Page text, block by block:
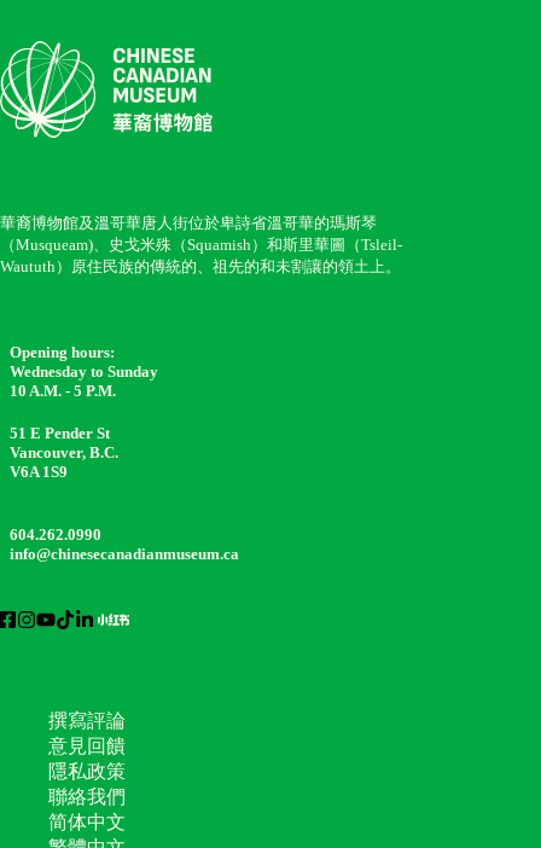
華裔博物館及溫哥華唐人街位於卑詩省溫哥華的瑪斯琴
（Musqueam)、史戈米殊（Squamish）和斯里華圖（Tsleil-
Waututh）原住民族的傳統的、祖先的和未割讓的領土上。
Opening hours:
Wednesday to Sunday
10 A.M. - 5 P.M.
51 E Pender St
Vancouver, B.C.
V6A 1S9
604.262.0990
info@chinesecanadianmuseum.ca
撰寫評論
意見回饋
隱私政策
聯絡我們
简体中文